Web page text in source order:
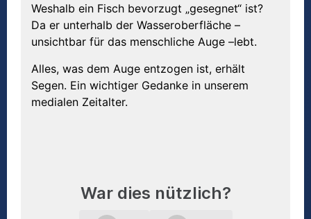
Weshalb ein Fisch bevorzugt „gesegnet“ ist?
Da er unterhalb der Wasseroberfläche –
unsichtbar für das menschliche Auge –lebt.
Alles, was dem Auge entzogen ist, erhält
Segen. Ein wichtiger Gedanke in unserem
medialen Zeitalter.
War dies nützlich?